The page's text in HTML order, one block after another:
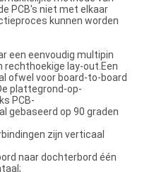
PCB's niet met elkaar
kunnen worden
een eenvoudig multipin
lay-out.Een
ofwel voor board-to-board
plattegrond-op-
PCB-
gebaseerd op 90 graden
zijn verticaal
naar dochterbord één